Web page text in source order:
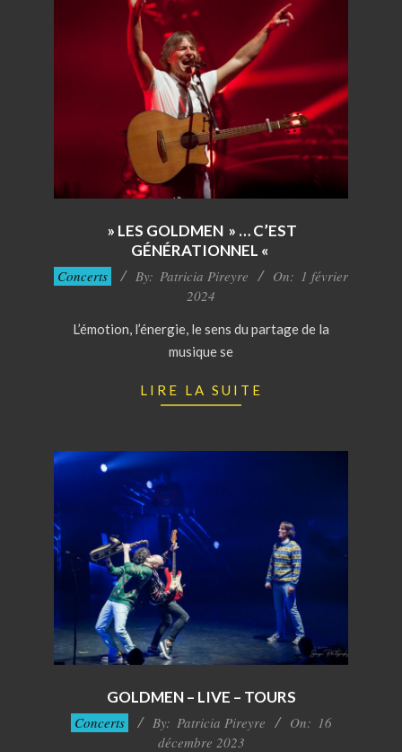
» LES GOLDMEN » … C’EST
GÉNÉRATIONNEL «
2024-
Concerts By: Patricia Pireyre On: 1 février
2024
L’émotion, l’énergie, le sens du partage de la
musique se
LIRE LA SUITE
GOLDMEN – LIVE – TOURS
2023-Concerts By: Patricia Pireyre On: 16
décembre 2023